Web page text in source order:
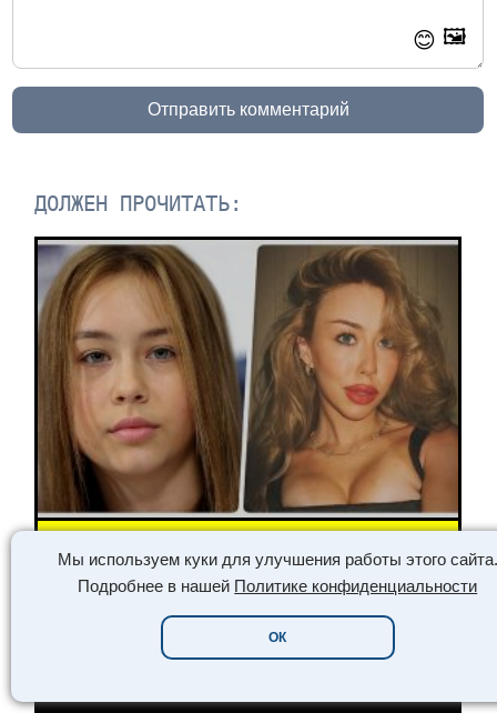
Мы используем куки для улучшения работы этого сайта.
Подробнее в нашей Политике конфиденциальности
ОК
😊 🖼️
Отправить комментарий
ДОЛЖЕН ПРОЧИТАТЬ:
ЗНАМЕНИТОСТИ /// WORLD GIRLS ///
СВЕТСКУЮ ЛЬВИЦУ:
ТРАНСФОРМАЦИЯ ВНЕШНОСТИ И